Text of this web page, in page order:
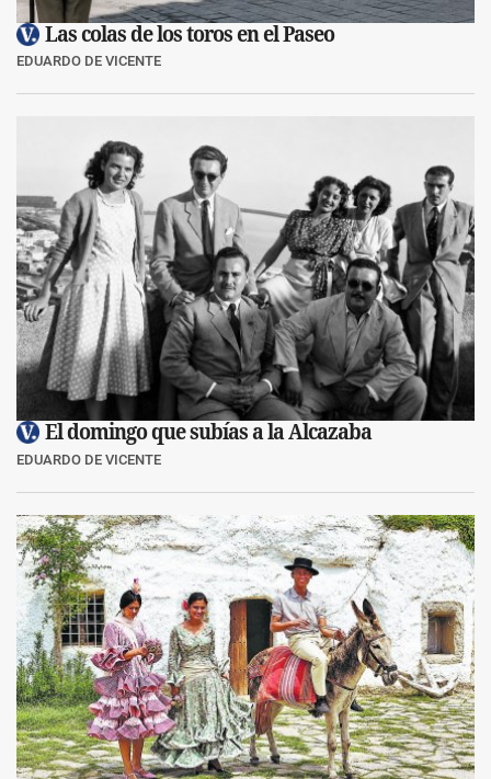
Las colas de los toros en el Paseo
EDUARDO DE VICENTE
El domingo que subías a la Alcazaba
EDUARDO DE VICENTE